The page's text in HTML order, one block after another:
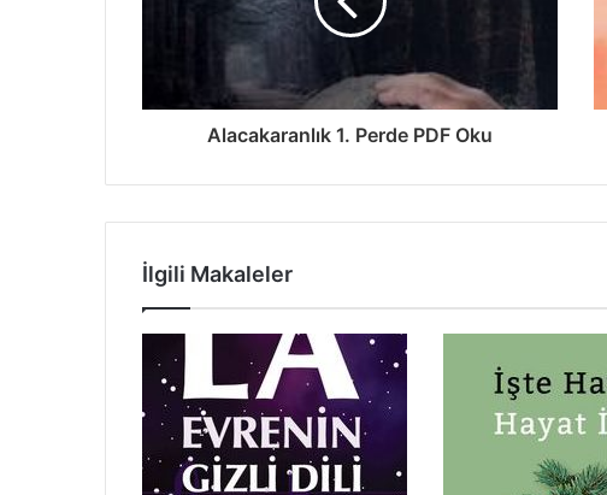
Alacakaranlık 1. Perde PDF Oku
İlgili Makaleler